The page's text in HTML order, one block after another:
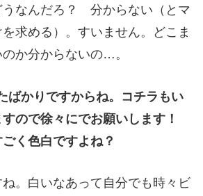
なんだろ？ 分からない（とマ
求める）。すいません。どこま
か分からないの…。
かりですからね。コチラもい
すので徐々にでお願いします！
く色白ですよね？
。白いなあって自分でも時々ビ